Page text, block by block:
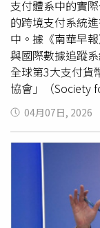
緊張局勢、科技
調：「這一切意
下1次衝擊保持警
供應縮減13%，
波及氦氣與化肥
來相對快速的復
以及通膨升溫。
更加顯著。喬治
將受到最嚴重打
應對因伊朗戰爭
的風險。她表示
體說明哪些國家
口國，而IMF可
娃同時強調，廣
支付體系中的實
的跨境支付系統
中。據《南華早
與國際數據追蹤
全球第3大支付貨
協會」（Society
國「經濟學人智
經濟學家徐天辰
SWIFT將不再能
出，由於SWIFT
易，因此透過中
Border
結算安排進行的
04月07日, 2026